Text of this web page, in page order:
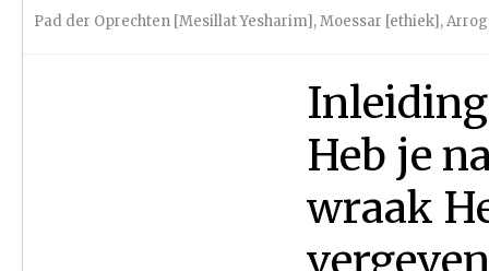
Pad der Oprechten [Mesillat Yesharim],Moessar [ethiek],
Inleiding
Heb je
wraak